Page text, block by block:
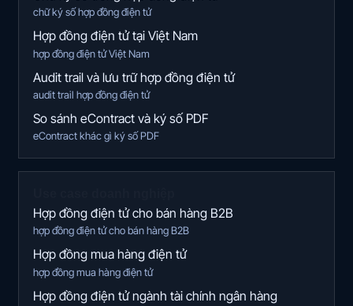
chữ ký số hợp đồng điện tử
Hợp đồng điện tử tại Việt Nam
hợp đồng điện tử Việt Nam
Audit trail và lưu trữ hợp đồng điện tử
audit trail hợp đồng điện tử
So sánh eContract và ký số PDF
eContract khác gì ký số PDF
Hợp đồng điện tử cho bán hàng B2B
hợp đồng điện tử cho bán hàng B2B
Hợp đồng mua hàng điện tử
hợp đồng mua hàng điện tử
Hợp đồng điện tử ngành tài chính ngân hàng